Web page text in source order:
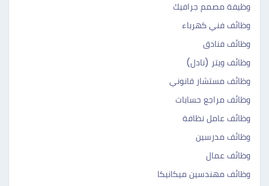
وظيفة مصمم جرافيك
وظائف فني كهرباء
وظائف فنادق
وظائف ويتر (نادل)
وظائف مستشار قانوني
وظائف مراجع حسابات
وظائف عامل نظافة
وظائف مدرسين
وظائف عمال
وظائف مهندسين ميكانيكا